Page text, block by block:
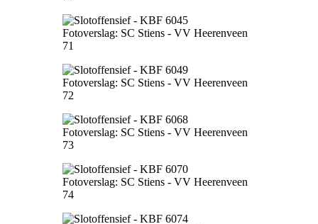
Fotoverslag: SC Stiens - VV Heerenveen
71
Fotoverslag: SC Stiens - VV Heerenveen
72
Fotoverslag: SC Stiens - VV Heerenveen
73
Fotoverslag: SC Stiens - VV Heerenveen
74